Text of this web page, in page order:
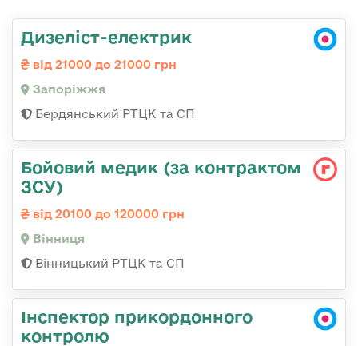
Дизеліст-електрик
від 21000 до 21000 грн
Запоріжжя
Бердянський РТЦК та СП
Бойовий медик (за контрактом
ЗСУ)
від 20100 до 120000 грн
Вінниця
Вінницький РТЦК та СП
Інспектор прикордонного
контролю